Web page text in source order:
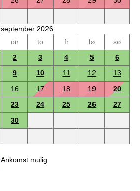
september 2026
on to fr lø
sø
2 3 4 5
6
9 10 11 12
13
16 17 18 19
20
23 24 25 26
27
30
Ankomst mulig